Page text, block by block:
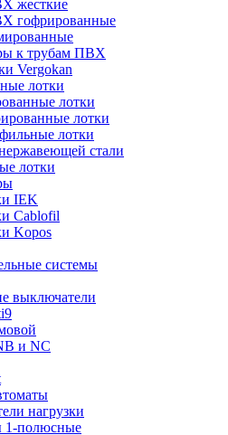
жесткие
гофрированные
к трубам ПВХ
Vergokan
лотки
лотки
лотки
лотки
стали
лотки
IEK
Cablofil
Kopos
системы
выключатели
и NC
нагрузки
1-полюсные